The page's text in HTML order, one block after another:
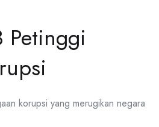
Petinggi
korupsi yang merugikan negara